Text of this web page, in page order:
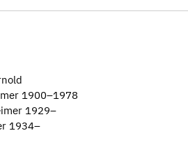
1900–1978
1929–
1934–